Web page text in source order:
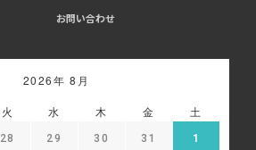
お問い合わせ
2026年 8月
火 水 木 金 土
28 29 30 31 1